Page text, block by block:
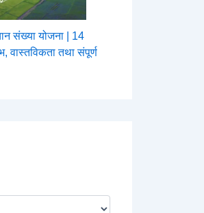
संख्या योजना | 14
तथा संपूर्ण